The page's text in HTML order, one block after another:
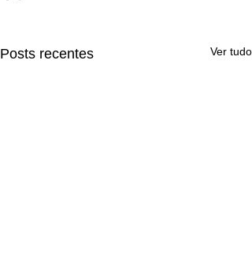
Posts recentes Ver tudo